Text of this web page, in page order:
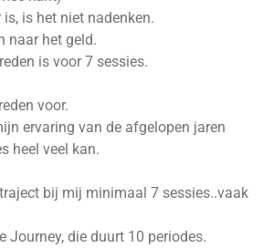
is het niet nadenken.
naar het geld.
is voor 7 sessies.
voor.
ervaring van de afgelopen jaren
heel veel kan.
bij mij minimaal 7 sessies..vaak
Journey, die duurt 10 periodes.